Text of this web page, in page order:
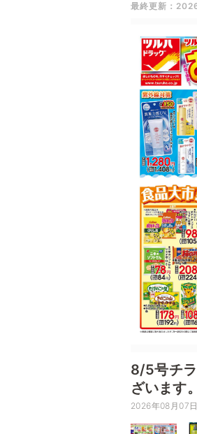
最終更新：
8/5号チ
ざいます
2026年08月07